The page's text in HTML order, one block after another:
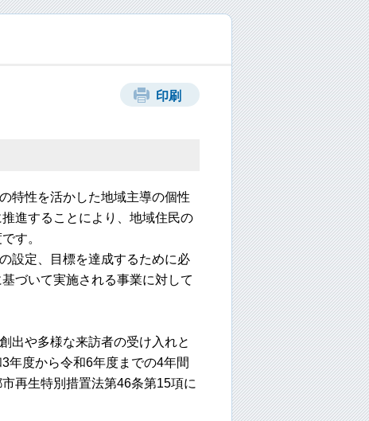
印刷
特性を活かした地域主導の個性
進することにより、地域住民の
す。
設定、目標を達成するために必
づいて実施される事業に対して
出や多様な来訪者の受け入れと
年度から令和6年度までの4年間
再生特別措置法第46条第15項に